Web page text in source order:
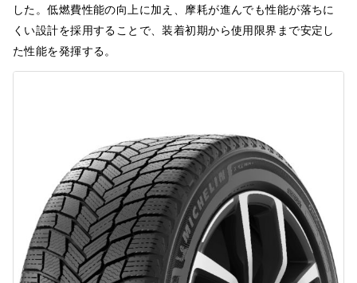
した。低燃費性能の向上に加え、摩耗が進んでも性能が落ちに
くい設計を採用することで、装着初期から使用限界まで安定し
た性能を発揮する。